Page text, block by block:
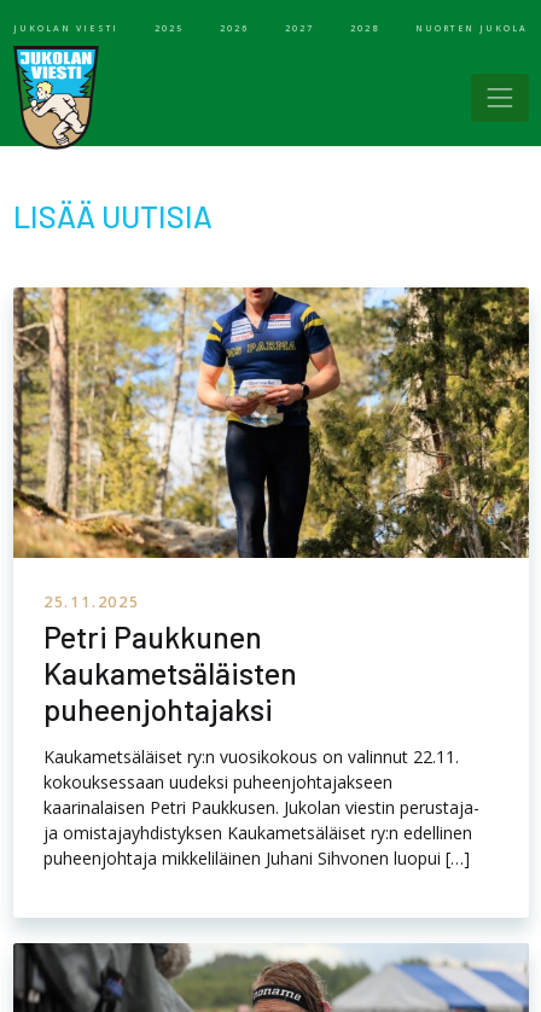
JUKOLAN VIESTI 2025 2026 2027 2028 NUORTEN JUKOLA
LISÄÄ UUTISIA
25.11.2025
Petri Paukkunen
Kaukametsäläisten
puheenjohtajaksi
Kaukametsäläiset ry:n vuosikokous on valinnut 22.11.
kokouksessaan uudeksi puheenjohtajakseen
kaarinalaisen Petri Paukkusen. Jukolan viestin perustaja-
ja omistajayhdistyksen Kaukametsäläiset ry:n edellinen
puheenjohtaja mikkeliläinen Juhani Sihvonen luopui […]